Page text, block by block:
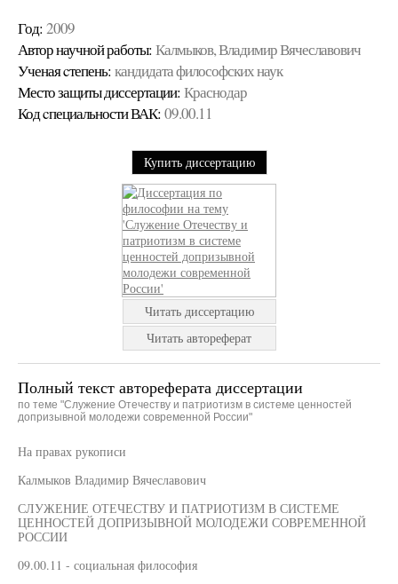
Год: 2009
Автор научной работы: Калмыков, Владимир Вячеславович
Ученая cтепень: кандидата философских наук
Место защиты диссертации: Краснодар
Код cпециальности ВАК: 09.00.11
Купить диссертацию
Читать диссертацию
Читать автореферат
Полный текст автореферата диссертации
по теме "Служение Отечеству и патриотизм в системе ценностей
допризывной молодежи современной России"
На правах рукописи
Калмыков Владимир Вячеславович
СЛУЖЕНИЕ ОТЕЧЕСТВУ И ПАТРИОТИЗМ В СИСТЕМЕ
ЦЕННОСТЕЙ ДОПРИЗЫВНОЙ МОЛОДЕЖИ СОВРЕМЕННОЙ
РОССИИ
09.00.11 - социальная философия